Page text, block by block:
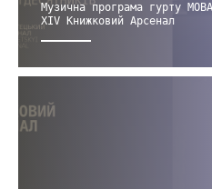
Музична програма гурту
XIV Книжковий Арсенал